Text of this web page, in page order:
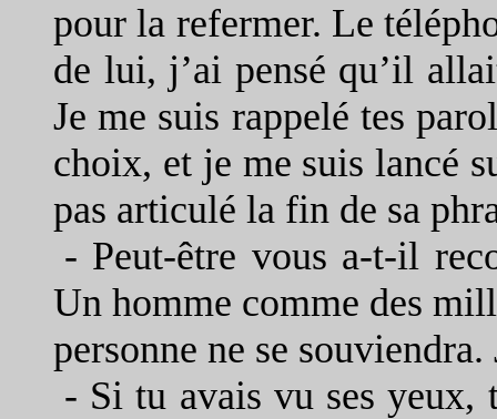
pour la refermer. Le
de lui, j’ai pensé qu’il
Je me suis rappelé tes
choix, et je me suis lancé
pas articulé la fin de sa
- Peut-être vous a-t-il
Un homme comme des
personne ne se
- Si tu avais vu ses